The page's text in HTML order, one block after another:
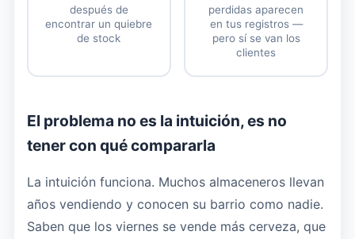
después de
encontrar un quiebre
de stock
perdidas aparecen
en tus registros —
pero sí se van los
clientes
El problema no es la intuición, es no
tener con qué compararla
La intuición funciona. Muchos almaceneros llevan
años vendiendo y conocen su barrio como nadie.
Saben que los viernes se vende más cerveza, que